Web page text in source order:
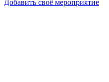
Добавить своё мероприятие